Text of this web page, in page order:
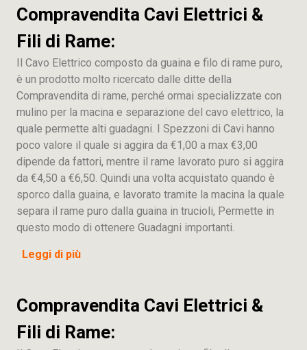
Compravendita Cavi Elettrici &
Fili di Rame:
Il Cavo Elettrico composto da guaina e filo di rame puro,
è un prodotto molto ricercato dalle ditte della
Compravendita di rame, perché ormai specializzate con
mulino per la macina e separazione del cavo elettrico, la
quale permette alti guadagni. I Spezzoni di Cavi hanno
poco valore il quale si aggira da €1,00 a max €3,00
dipende da fattori, mentre il rame lavorato puro si aggira
da €4,50 a €6,50. Quindi una volta acquistato quando è
sporco dalla guaina, e lavorato tramite la macina la quale
separa il rame puro dalla guaina in trucioli, Permette in
questo modo di ottenere Guadagni importanti.
Leggi di più
Compravendita Cavi Elettrici &
Fili di Rame: